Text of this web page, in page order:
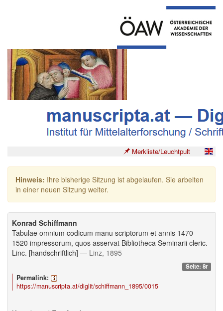
Merkliste/Leuchtpult
Hinweis: Ihre bisherige Sitzung ist abgelaufen. Sie arbeiten
in einer neuen Sitzung weiter.
Konrad Schiffmann
Tabulae omnium codicum manu scriptorum et annis 1470-
1520 impressorum, quos asservat Bibliotheca Seminarii cleric.
Linc. [handschriftlich] — Linz, 1895
Seite: 8r
Permalink:
https://manuscripta.at/diglit/schiffmann_1895/0015